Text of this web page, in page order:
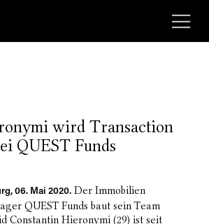
wird Transaction
QUEST Funds
06. Mai 2020.Der Immobilien
QUEST Funds baut sein Team
Constantin Hieronymi (29) ist seit